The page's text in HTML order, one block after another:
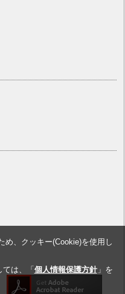
め、クッキー(Cookie)を使用し
は、「 個人情報保護方針」を